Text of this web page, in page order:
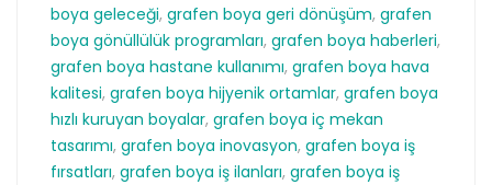
boya geleceği, grafen boya geri dönüşüm, grafen
boya gönüllülük programları, grafen boya haberleri,
grafen boya hastane kullanımı, grafen boya hava
kalitesi, grafen boya hijyenik ortamlar, grafen boya
hızlı kuruyan boyalar, grafen boya iç mekan
tasarımı, grafen boya inovasyon, grafen boya iş
fırsatları, grafen boya iş ilanları, grafen boya iş